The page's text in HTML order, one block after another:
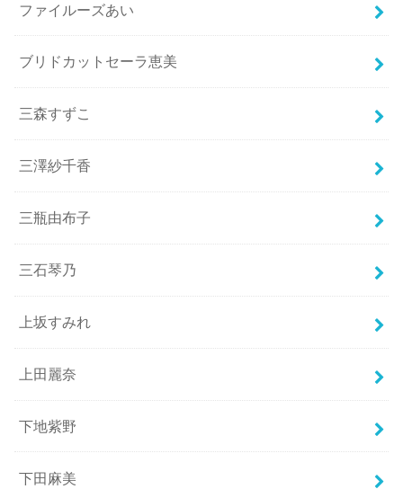
ファイルーズあい
ブリドカットセーラ恵美
三森すずこ
三澤紗千香
三瓶由布子
三石琴乃
上坂すみれ
上田麗奈
下地紫野
下田麻美